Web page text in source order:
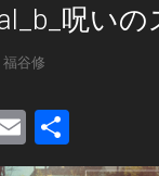
呪いの
福谷修
Email
有